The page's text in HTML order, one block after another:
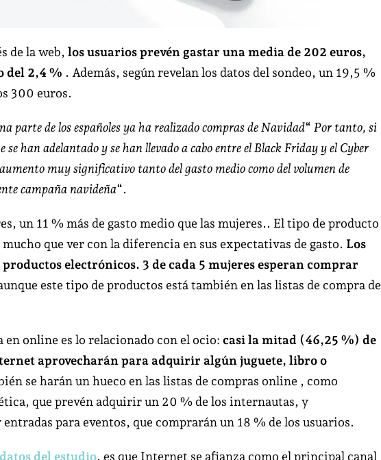
de la web, los usuarios prevén gastar una media de 202 euros,
del 2,4 % . Además, según revelan los datos del sondeo, un 19,5 %
300 euros.
parte de los españoles ya ha realizado compras de Navidad“ Por tanto, si
se han adelantado y se han llevado a cabo entre el Black Friday y el Cyber
muy significativo tanto del gasto medio como del volumen de
campaña navideña“.
un 11 % más de gasto medio que las mujeres.. El tipo de producto
que ver con la diferencia en sus expectativas de gasto. Los
electrónicos. 3 de cada 5 mujeres esperan comprar
este tipo de productos está también en las listas de compra de
en online es lo relacionado con el ocio: casi la mitad (46,25 %) de
aprovecharán para adquirir algún juguete, libro o
se harán un hueco en las listas de compras online , como
que prevén adquirir un 20 % de los internautas, y
para eventos, que comprarán un 18 % de los usuarios.
datos del estudio, es que Internet se afianza como el principal canal